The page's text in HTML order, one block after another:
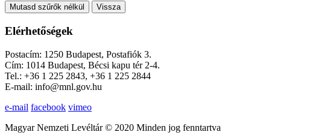
Mutasd szűrők nélkül Vissza
Elérhetőségek
Postacím: 1250 Budapest, Postafiók 3.
Cím: 1014 Budapest, Bécsi kapu tér 2-4.
Tel.: +36 1 225 2843, +36 1 225 2844
E-mail: info@mnl.gov.hu
e-mail facebook vimeo
Magyar Nemzeti Levéltár © 2020 Minden jog fenntartva